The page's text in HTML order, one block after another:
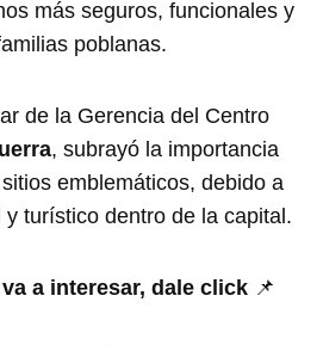
más seguros, funcionales y
poblanas.
de la Gerencia del Centro
, subrayó la importancia
emblemáticos, debido a
turístico dentro de la capital.
a interesar, dale click 📌